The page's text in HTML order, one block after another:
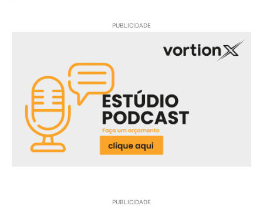
PUBLICIDADE
PUBLICIDADE